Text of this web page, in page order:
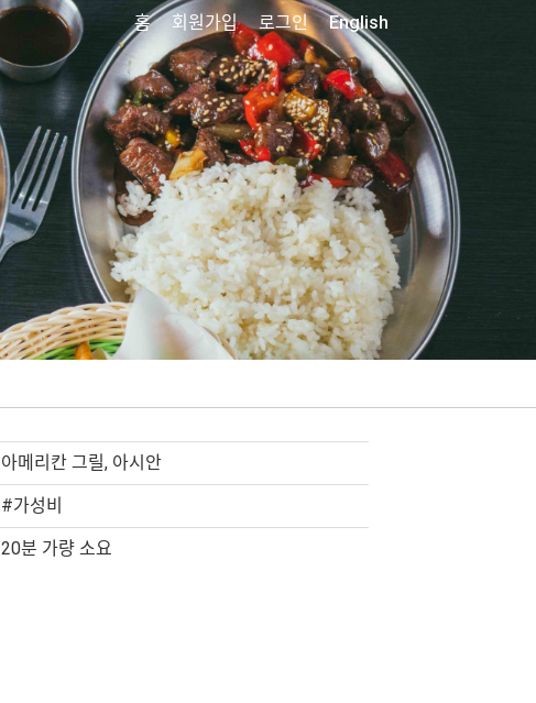
홈 회원가입 로그인 English
아메리칸 그릴, 아시안
#가성비
20분 가량 소요